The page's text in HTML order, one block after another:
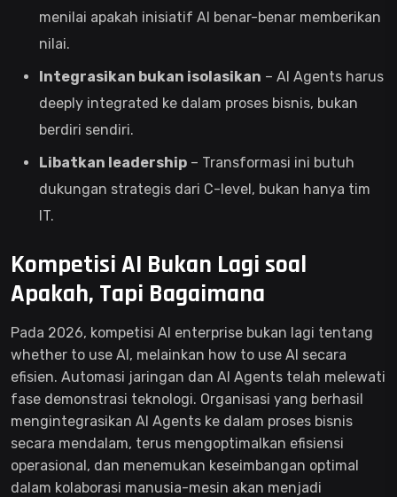
menilai apakah inisiatif AI benar-benar memberikan
nilai.
Integrasikan bukan isolasikan – AI Agents harus
deeply integrated ke dalam proses bisnis, bukan
berdiri sendiri.
Libatkan leadership – Transformasi ini butuh
dukungan strategis dari C-level, bukan hanya tim
IT.
Kompetisi AI Bukan Lagi soal
Apakah, Tapi Bagaimana
Pada 2026, kompetisi AI enterprise bukan lagi tentang
whether to use AI, melainkan how to use AI secara
efisien. Automasi jaringan dan AI Agents telah melewati
fase demonstrasi teknologi. Organisasi yang berhasil
mengintegrasikan AI Agents ke dalam proses bisnis
secara mendalam, terus mengoptimalkan efisiensi
operasional, dan menemukan keseimbangan optimal
dalam kolaborasi manusia-mesin akan menjadi